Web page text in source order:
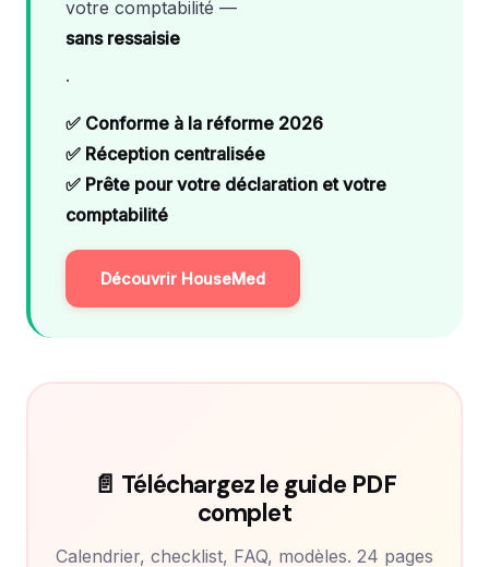
votre comptabilité —
sans ressaisie
.
✅ Conforme à la réforme 2026
✅ Réception centralisée
✅ Prête pour votre déclaration et votre
comptabilité
Découvrir HouseMed
📄 Téléchargez le guide PDF
complet
Calendrier, checklist, FAQ, modèles. 24 pages